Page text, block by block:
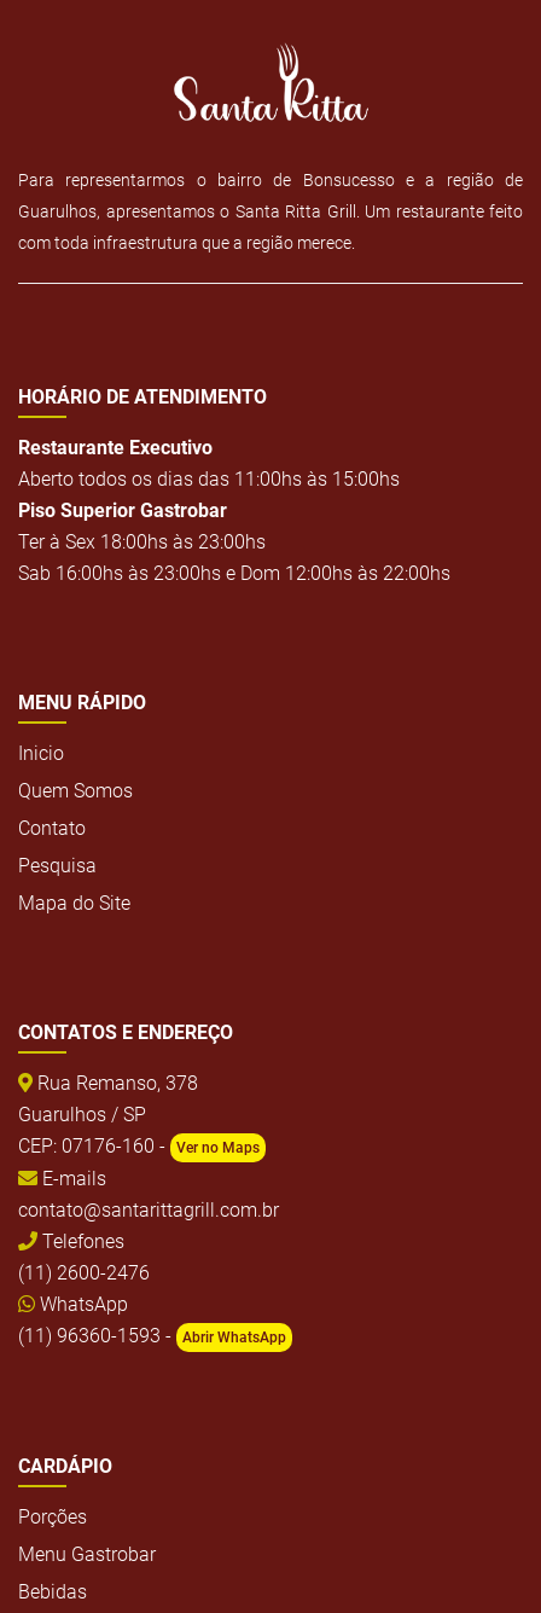
Para representarmos o bairro de Bonsucesso e a região de
Guarulhos, apresentamos o Santa Ritta Grill. Um restaurante feito
com toda infraestrutura que a região merece.
HORÁRIO DE ATENDIMENTO
Restaurante Executivo
Aberto todos os dias das 11:00hs às 15:00hs
Piso Superior Gastrobar
Ter à Sex 18:00hs às 23:00hs
Sab 16:00hs às 23:00hs e Dom 12:00hs às 22:00hs
MENU RÁPIDO
Inicio
Quem Somos
Contato
Pesquisa
Mapa do Site
CONTATOS E ENDEREÇO
Rua Remanso, 378
Guarulhos / SP
CEP: 07176-160 -
Ver no Maps
E-mails
contato@santarittagrill.com.br
Telefones
(11) 2600-2476
WhatsApp
(11) 96360-1593 -
Abrir WhatsApp
CARDÁPIO
Porções
Menu Gastrobar
Bebidas